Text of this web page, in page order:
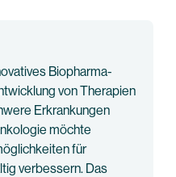
Biopharma-
von Therapien
Erkrankungen
möchte
für
verbessern. Das